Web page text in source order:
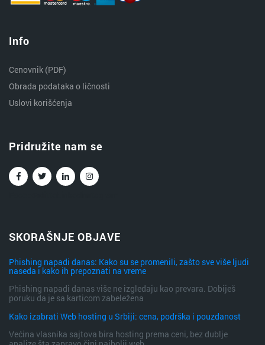
Info
Cenovnik (PDF)
Obrada podataka o ličnosti
Uslovi korišćenja
Pridružite nam se
SKORAŠNJE OBJAVE
Phishing napadi danas: Kako su se promenili, zašto sve više ljudi
naseda i kako ih prepoznati na vreme
Phishing napadi danas više ne izgledaju kao prevara. Dobiješ
poruku da je sa karticom zabeležena
Kako izabrati Web hosting u Srbiji: cena, podrška i pouzdanost
Većina vlasnika sajtova bira hosting prema ceni, bez dublje